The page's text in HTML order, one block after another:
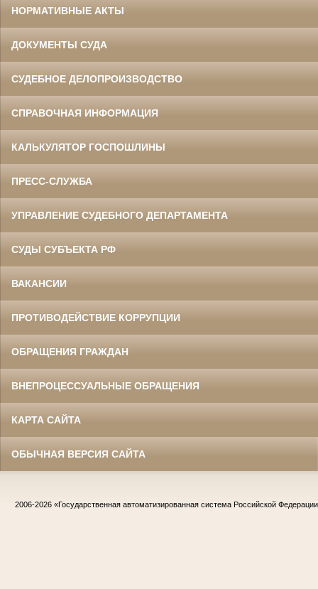
НОРМАТИВНЫЕ АКТЫ
ДОКУМЕНТЫ СУДА
СУДЕБНОЕ ДЕЛОПРОИЗВОДСТВО
СПРАВОЧНАЯ ИНФОРМАЦИЯ
КАЛЬКУЛЯТОР ГОСПОШЛИНЫ
ПРЕСС-СЛУЖБА
УПРАВЛЕНИЕ СУДЕБНОГО ДЕПАРТАМЕНТА
СУДЫ СУБЪЕКТА РФ
ВАКАНСИИ
ПРОТИВОДЕЙСТВИЕ КОРРУПЦИИ
ОБРАЩЕНИЯ ГРАЖДАН
ВНЕПРОЦЕССУАЛЬНЫЕ ОБРАЩЕНИЯ
КАРТА САЙТА
ОБЫЧНАЯ ВЕРСИЯ САЙТА
2006-2026 «Государственная автоматизированная система Российской